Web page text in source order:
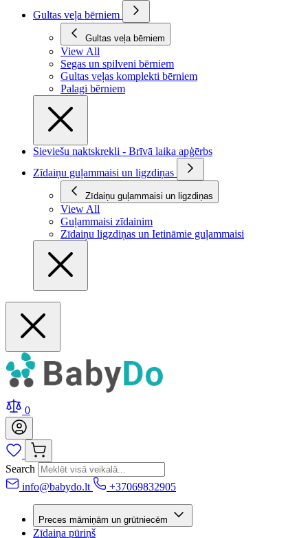
Gultas veļa bērniem
Gultas veļa bērniem
View All
Segas un spilveni bērniem
Gultas veļas komplekti bērniem
Palagi bērniem
Sieviešu naktskrekli - Brīvā laika apģērbs
Zīdaiņu guļammaisi un ligzdiņas
Zīdaiņu guļammaisi un ligzdiņas
View All
Guļammaisi zīdainim
Zīdaiņu ligzdiņas un Ietināmie guļammaisi
0
Search
info@babydo.lt
+37069832905
Preces māmiņām un grūtniecēm
Zīdaiņa pūriņš